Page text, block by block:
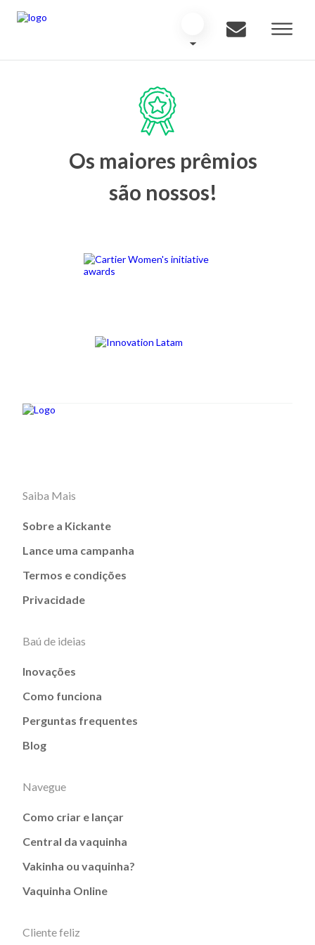
Os maiores prêmios
são nossos!
Saiba Mais
Sobre a Kickante
Lance uma campanha
Termos e condições
Privacidade
Baú de ideias
Inovações
Como funciona
Perguntas frequentes
Blog
Navegue
Como criar e lançar
Central da vaquinha
Vakinha ou vaquinha?
Vaquinha Online
Cliente feliz